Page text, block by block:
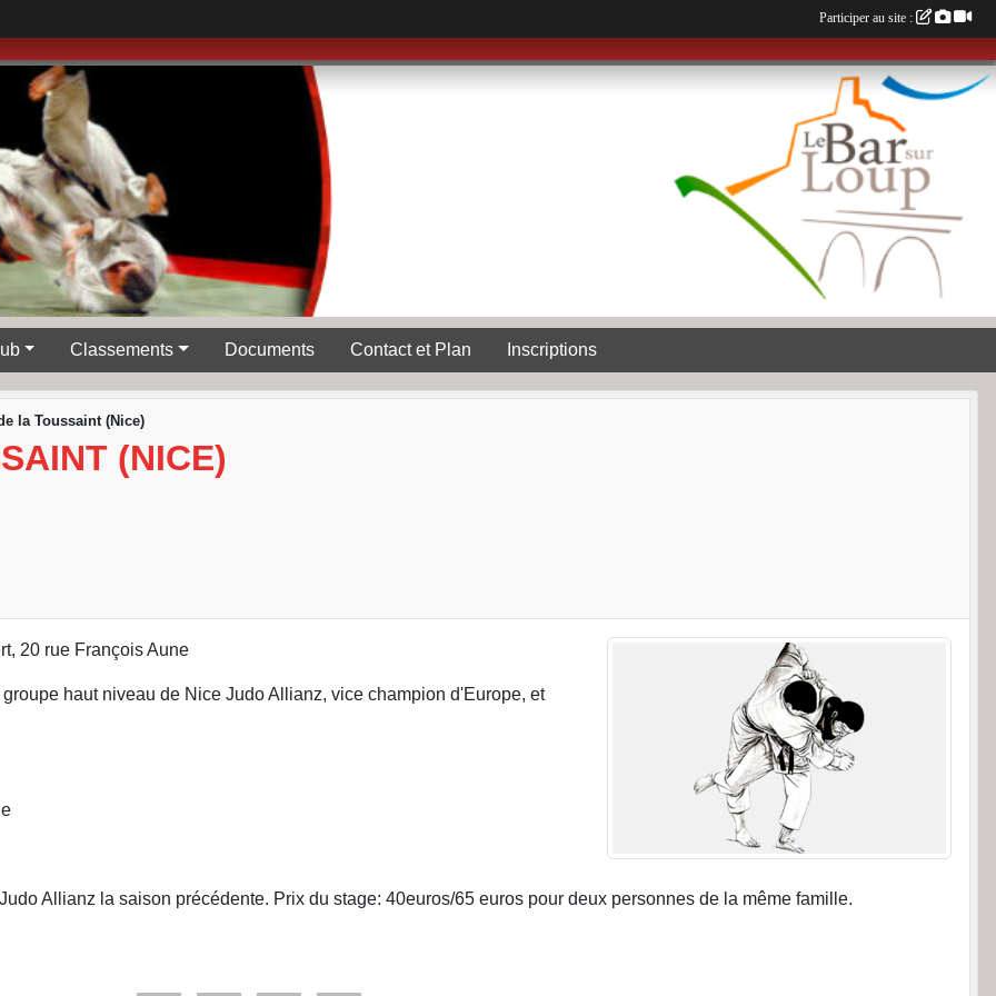
Classements Documents Contact et Plan Inscriptions
la Toussaint (Nice)
(NICE)
20 rue François Aune
haut niveau de Nice Judo Allianz, vice champion d'Europe, et
Allianz la saison précédente. Prix du stage: 40euros/65 euros pour deux personnes de la même famille.
Participer au site :